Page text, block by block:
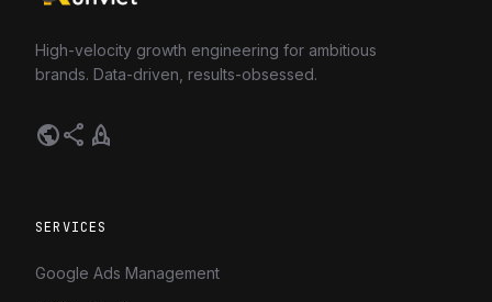
High-velocity growth engineering for ambitious
brands. Data-driven, results-obsessed.
publicshare rocket
SERVICES
Google Ads Management